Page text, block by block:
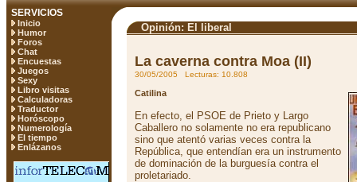
SERVICIOS
Inicio
Humor
Foros
Chat
Encuestas
Juegos
Sexy
Libro visitas
Calculadoras
Traductor
Horóscopo
Numerología
El tiempo
Enlázanos
Opinión: El liberal
La caverna contra Moa (II)
30/05/2005 Lecturas: 10.808
Catilina
En efecto, el PSOE de Prieto y Largo
Caballero no solamente no era republicano
sino que atentó varias veces contra la
República, que entendían era un instrumento
de dominación de la burguesía contra el
proletariado.